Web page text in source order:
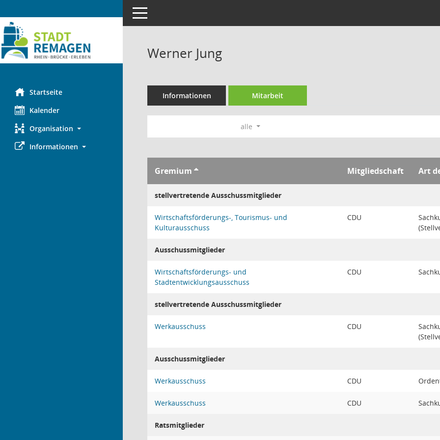
Startseite
Kalender
Organisation
Informationen
Toggle navigation
Werner Jung
Informationen Mitarbeit
alle
Gremium Mitgliedschaft Art
stellvertretende Ausschussmitglieder
Wirtschaftsförderungs-, Tourismus- und
Kulturausschuss
CDU
Ausschussmitglieder
Wirtschaftsförderungs- und
Stadtentwicklungsausschuss
CDU
stellvertretende Ausschussmitglieder
Werkausschuss CDU
Ausschussmitglieder
Werkausschuss CDU
Werkausschuss CDU
Ratsmitglieder